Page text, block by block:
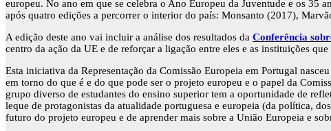
europeu. No ano em que se celebra o Ano Europeu da Juventude e os 35
após quatro edições a percorrer o interior do país: Monsanto (2017),
A edição deste ano vai incluir a análise dos resultados da Conferência
centro da ação da UE e de reforçar a ligação entre eles e as instituições que
Esta iniciativa da Representação da Comissão Europeia em Portugal
em torno do que é e do que pode ser o projeto europeu e o papel da
grupo diverso de estudantes do ensino superior tem a oportunidade de
leque de protagonistas da atualidade portuguesa e europeia (da política, dos
futuro do projeto europeu e de aprender mais sobre a União Europeia e